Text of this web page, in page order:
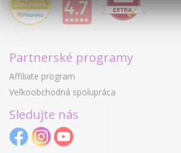
Partnerské programy
Affiliate program
Veľkoobchodná spolupráca
Sledujte nás